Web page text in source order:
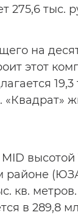
275,6 тыс.
на
этот
районе
метров.
в 289,8